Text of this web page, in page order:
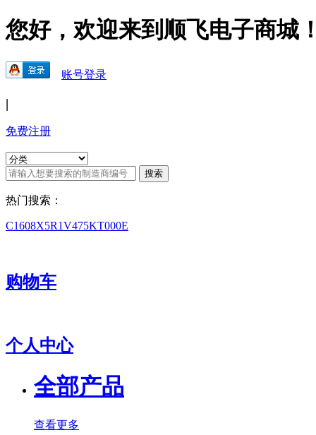
您好，欢迎来到顺飞电子商城
账号登录
|
免费注册
热门搜索：
C1608X5R1V475KT000E
购物车
个人中心
全部产品
查看更多